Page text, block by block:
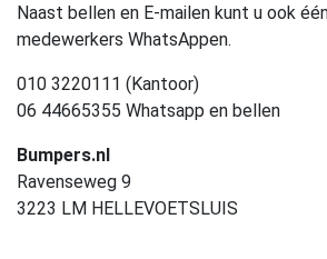
Naast bellen en E-mailen kunt u ook
medewerkers WhatsAppen.
010 3220111 (Kantoor)
06 44665355 Whatsapp en bellen
Bumpers.nl
Ravenseweg 9
3223 LM HELLEVOETSLUIS